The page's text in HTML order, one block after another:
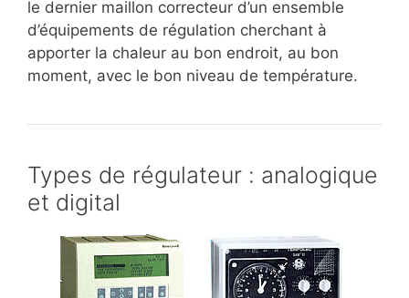
le dernier maillon correcteur d’un ensemble
d’équipements de régulation cherchant à
apporter la chaleur au bon endroit, au bon
moment, avec le bon niveau de température.
Types de régulateur : analogique
et digital